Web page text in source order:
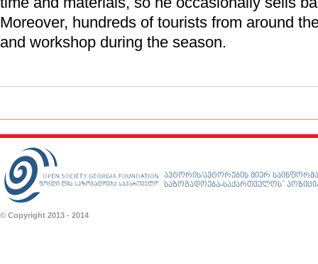
Moreover, hundreds of tourists from around
and workshop during the season.
ავტორის/ავტორების მიერ
საზოგადოება-საქართველოს”
© Copyright 2013 - 2014